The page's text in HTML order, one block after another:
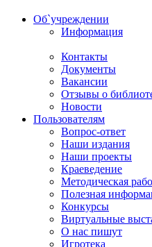
Об`учреждении
Информация
Контакты
Документы
Вакансии
Отзывы о
Новости
Пользователям
Вопрос-ответ
Наши издания
Наши проекты
Краеведение
Методическая
Полезная
Конкурсы
Виртуальные
О нас пишут
Игротека